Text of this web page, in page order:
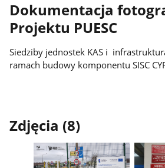
Dokumentacja
Projektu PUESC
Siedziby jednostek KAS i
ramach budowy komponentu SISC
Zdjęcia (8)